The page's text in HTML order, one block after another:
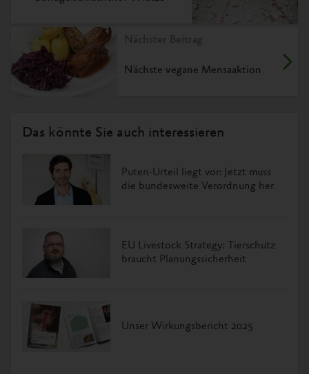
Nächster Beitrag
Nächste vegane Mensaaktion
Das könnte Sie auch interessieren
Puten-Urteil liegt vor: Jetzt muss
die bundesweite Verordnung her
EU Livestock Strategy: Tierschutz
braucht Planungssicherheit
Unser Wirkungsbericht 2025